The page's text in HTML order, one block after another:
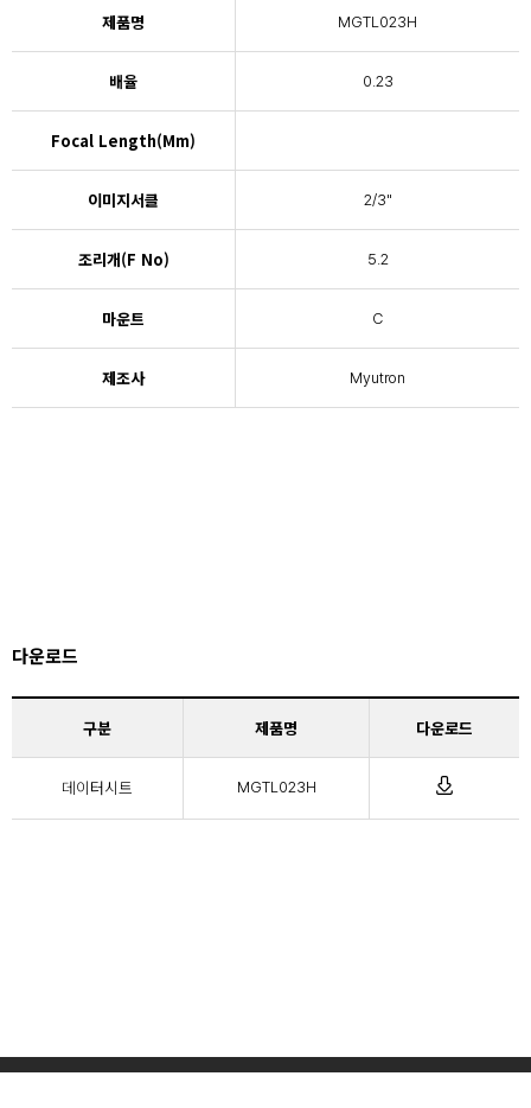
제품명 MGTL023H
배율 0.23
Focal Length(mm)
이미지서클 2/3"
조리개(F No) 5.2
마운트 C
제조사 Myutron
다운로드
구분 제품명 다운로드
데이터시트 MGTL023H